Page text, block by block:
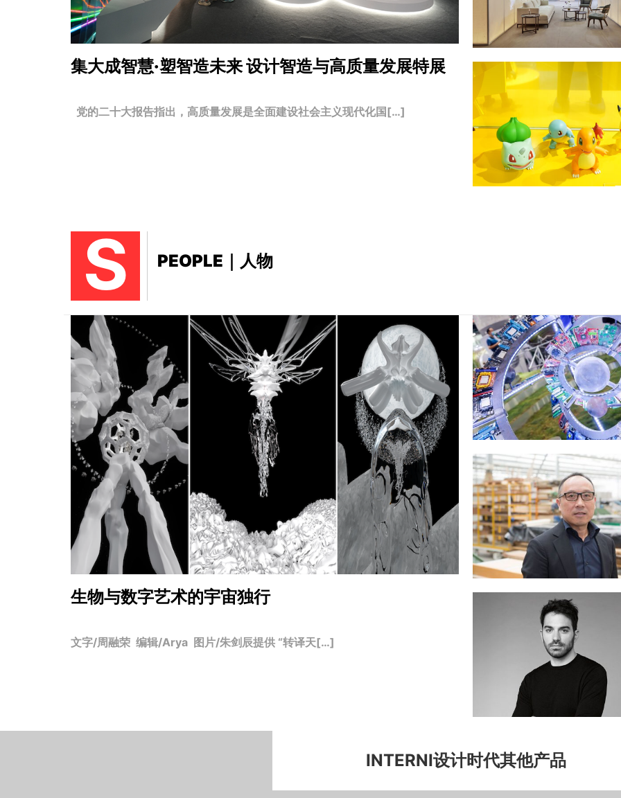
集大成智慧·塑智造未来设计智造与高质量发展特展
党的二十大报告指出，高质量发展是全面建设社会主义现代化国[…]
S PEOPLE｜人物
生物与数字艺术的宇宙独行
文字/周融荣 编辑/Arya 图片/朱剑辰提供 “转译天[…]
INTERNI设计时代其他产品